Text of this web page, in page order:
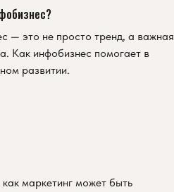
— это не просто тренд, а важная
Как инфобизнес помогает в
развитии.
маркетинг может быть